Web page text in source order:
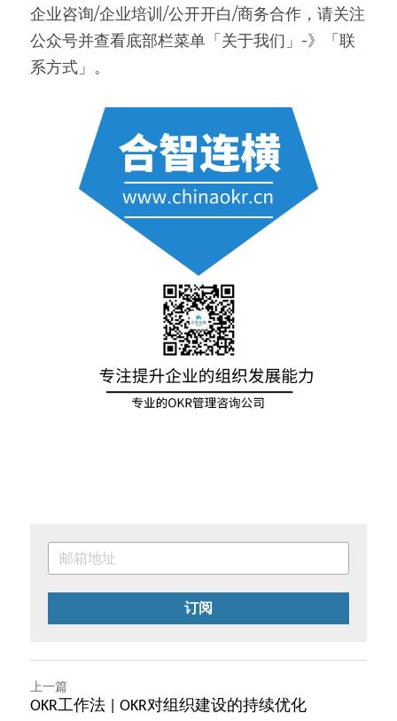
企业咨询/企业培训/公开开白/商务合作，请关注
公众号并查看底部栏菜单「关于我们」-》「联
系方式」。
订阅
上一篇
OKR工作法 | OKR对组织建设的持续优化